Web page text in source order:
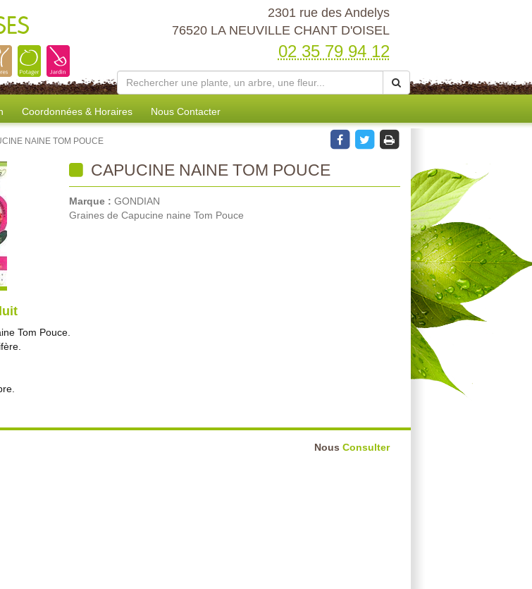
2301 rue des Andelys
76520 LA NEUVILLE CHANT D'OISEL
02 35 79 94 12
Coordonnées & Horaires Nous Contacter
NAINE TOM POUCE
CAPUCINE NAINE TOM POUCE
Marque : GONDIAN
Graines de Capucine naine Tom Pouce
Tom Pouce.
Nous Consulter